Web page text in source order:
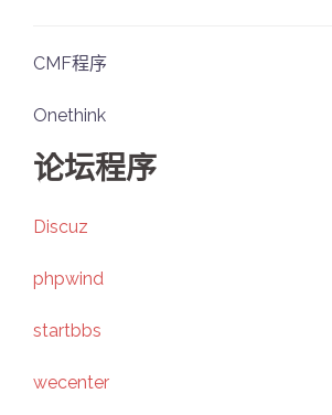
CMF程序
Onethink
论坛程序
Discuz
phpwind
startbbs
wecenter